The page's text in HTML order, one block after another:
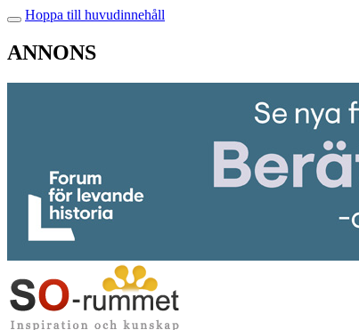
Hoppa till huvudinnehåll
ANNONS